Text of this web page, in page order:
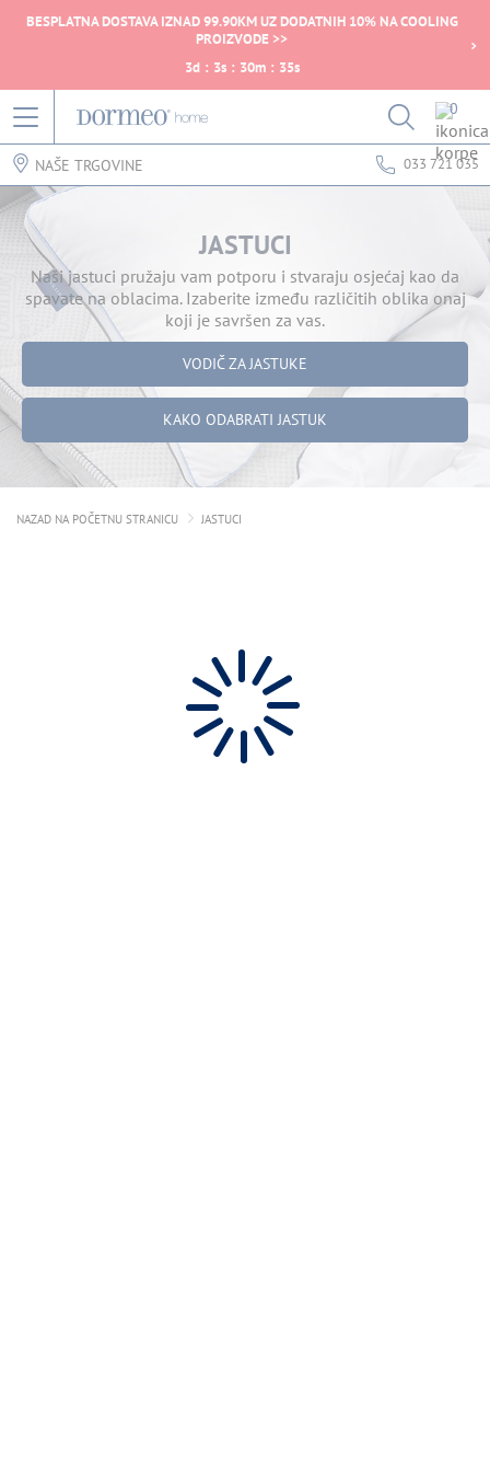
BESPLATNA DOSTAVA IZNAD 99.90KM UZ DODATNIH 10% NA COOLING
PROIZVODE >>
3d : 3s : 30m : 35s
0
NAŠE TRGOVINE 033 721 035
JASTUCI
Naši jastuci pružaju vam potporu i stvaraju osjećaj kao da
spavate na oblacima. Izaberite između različitih oblika onaj
koji je savršen za vas.
VODIČ ZA JASTUKE
KAKO ODABRATI JASTUK
NAZAD NA POČETNU STRANICU JASTUCI